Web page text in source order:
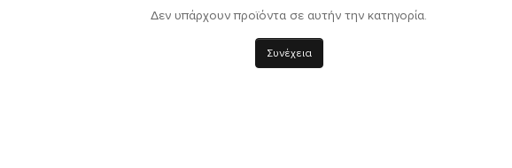
Δεν υπάρχουν προϊόντα σε αυτήν την κατηγορία.
Συνέχεια